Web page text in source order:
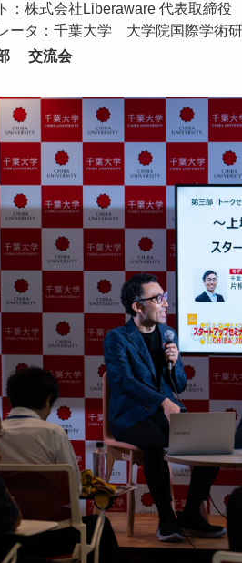
：株式会社Liberaware 代表取締
ータ：千葉大学 大学院国際学術
交流会